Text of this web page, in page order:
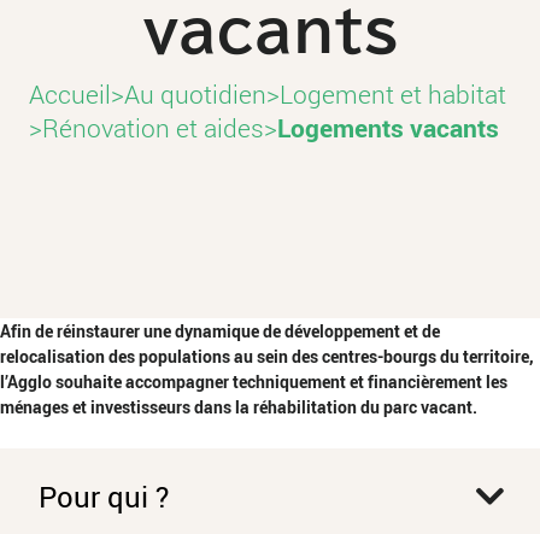
vacants
Accueil>Au quotidien>Logement et habitat
>Rénovation et aides>Logements vacants
Afin de réinstaurer une dynamique de développement et de
relocalisation des populations au sein des centres-bourgs du territoire,
l’Agglo souhaite accompagner techniquement et financièrement les
ménages et investisseurs dans la réhabilitation du parc vacant.
Pour qui ?